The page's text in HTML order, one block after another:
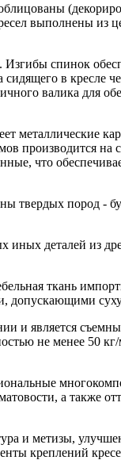
выполнены из
спинок
в кресле
валика для
металлические
производится на
что
твердых пород -
деталей из
ткань
допускающими
и является
не менее 50
а также
и метизы,
креплений